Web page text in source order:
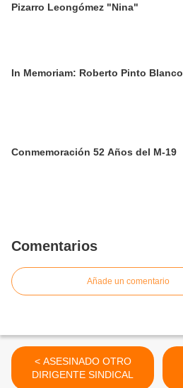
Pizarro Leongómez "Nina"
In Memoriam: Roberto Pinto Blanco
Conmemoración 52 Años del M-19
Comentarios
Añade un comentario
< ASESINADO OTRO
DIRIGENTE SINDICAL